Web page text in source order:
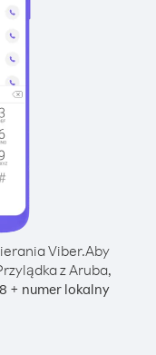
Viber.Aby
z Aruba,
+ numer lokalny